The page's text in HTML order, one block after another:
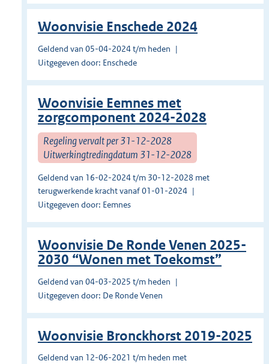
Woonvisie Enschede 2024
Geldend van 05-04-2024 t/m heden
Uitgegeven door: Enschede
Woonvisie Eemnes met
zorgcomponent 2024-2028
Regeling vervalt per 31-12-2028
Uitwerkingtredingdatum 31-12-2028
Geldend van 16-02-2024 t/m 30-12-2028 met
terugwerkende kracht vanaf 01-01-2024
Uitgegeven door: Eemnes
Woonvisie De Ronde Venen 2025-
2030 “Wonen met Toekomst”
Geldend van 04-03-2025 t/m heden
Uitgegeven door: De Ronde Venen
Woonvisie Bronckhorst 2019-2025
Geldend van 12-06-2021 t/m heden met